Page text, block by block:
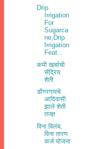
Drip
Irrigation
For
Sugarca
ne,Drip
Irrigation
Feat...
कमी खर्चाची
सेंद्रिय
शेती
डोंगरगावचे
आदिवासी
झाले शेती
तज्ज्ञ
विना विलंब,
विना तारण
कर्ज योजना